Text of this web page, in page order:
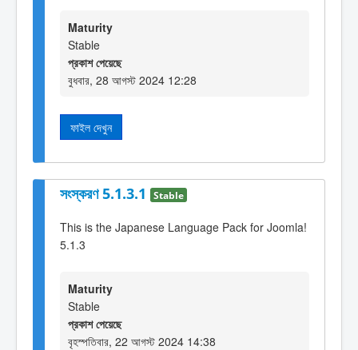
Maturity
Stable
প্রকাশ পেয়েছে
বুধবার, 28 আগস্ট 2024 12:28
ফাইল দেখুন
সংস্করণ 5.1.3.1 Stable
This is the Japanese Language Pack for Joomla!
5.1.3
Maturity
Stable
প্রকাশ পেয়েছে
বৃহস্পতিবার, 22 আগস্ট 2024 14:38